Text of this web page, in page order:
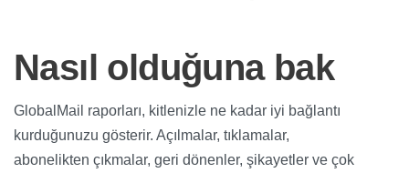
Nasıl olduğuna bak
GlobalMail raporları, kitlenizle ne kadar iyi bağlantı
kurduğunuzu gösterir. Açılmalar, tıklamalar,
abonelikten çıkmalar, geri dönenler, şikayetler ve çok